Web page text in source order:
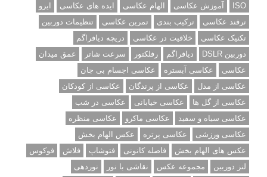
ISO آموزش عکاسی الهام عکاسی ایده های عکاسی
ایزو
ترفند عکاسی
ترکیب بندی تمرین عکاسی
تنظیمات دوربین
تکنیک عکاسی
خلاقیت در عکاسی
دریچه دیافراگم
دوربین DSLR
دیافراگم رفلکتور سرعت شاتر
عمق میدان
عکاسی
عکاسی آبستره
عکاسی اجسام بی جان
عکاسی از مدل
عکاسی از پرندگان
عکاسی از کودکان
عکاسی از گل ها
عکاسی خیابانی
عکاسی در شب
عکاسی سیاه و سفید
عکاسی ماکرو
عکاسی منظره
عکاسی ورزشی
عکاسی پرتره
عکس الهام بخش
عکس های الهام بخش
فاصله کانونی فتوشاپ فلاش
فوکوس
لنز دوربین
مجموعه عکس نقاشی با نور
نوردهی